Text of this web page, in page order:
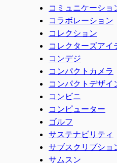
コミュニケーショ
コラボレーション
コレクション
コレクターズアイ
コンデジ
コンパクトカメラ
コンパクトデザイ
コンビニ
コンピューター
ゴルフ
サステナビリティ
サブスクリプショ
サムスン